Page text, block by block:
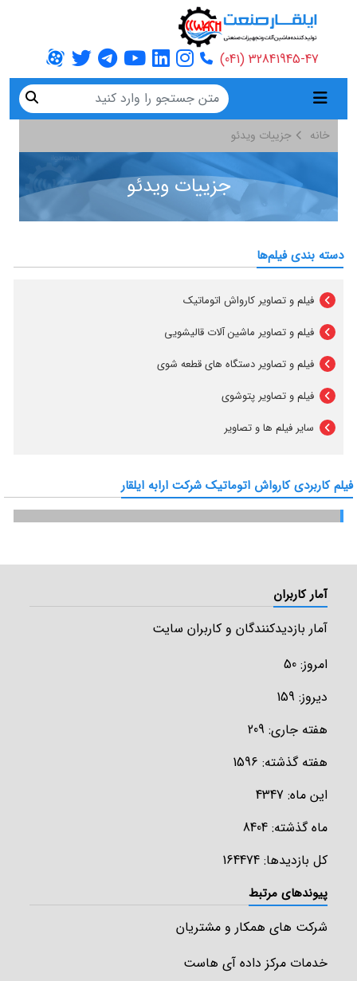
32841945-47 (041)
خانه جزییات ویدئو
جزییات ویدئو
دسته بندی فیلم‌ها
فیلم و تصاویر کارواش اتوماتیک
فیلم و تصاویر ماشین آلات قالیشویی
فیلم و تصاویر دستگاه های قطعه شوی
فیلم و تصاویر پتوشوی
سایر فیلم ها و تصاویر
فیلم کاربردی کارواش اتوماتیک شرکت ارابه ایلقار
آمار کاربران
آمار بازدیدکنندگان و کاربران سایت
امروز: 50
دیروز: 159
هفته جاری: 209
هفته گذشته: 1596
این ماه: 4347
ماه گذشته: 8404
کل بازدیدها: 164474
پیوندهای مرتبط
شرکت های همکار و مشتریان
خدمات مرکز داده آی هاست